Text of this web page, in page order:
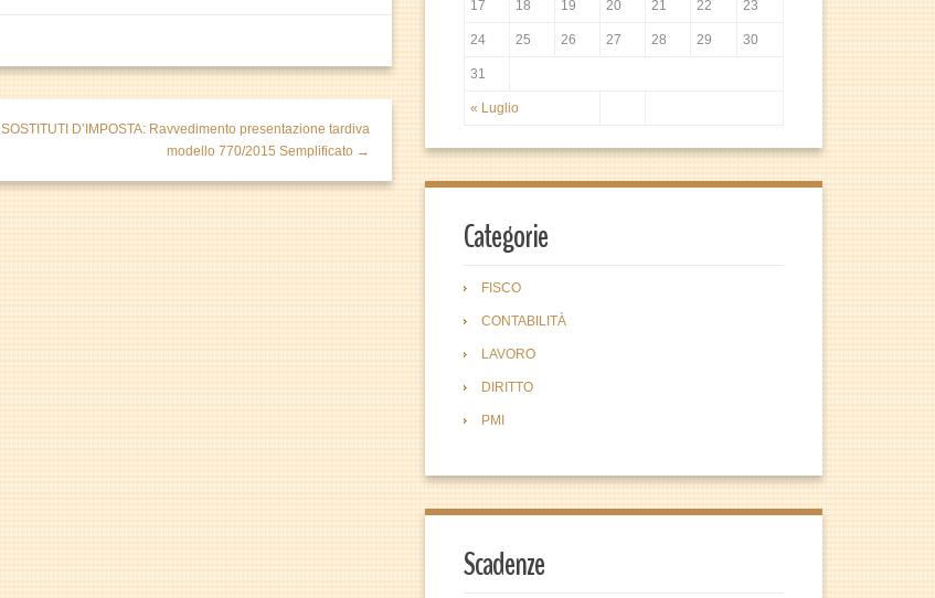
SOSTITUTI D’IMPOSTA: Ravvedimento presentazione tardiva
modello 770/2015 Semplificato →
« Luglio
17 18 19 20 21 22 23
24 25 26 27 28 29 30
31
Categorie
FISCO
CONTABILITÀ
LAVORO
DIRITTO
PMI
Scadenze